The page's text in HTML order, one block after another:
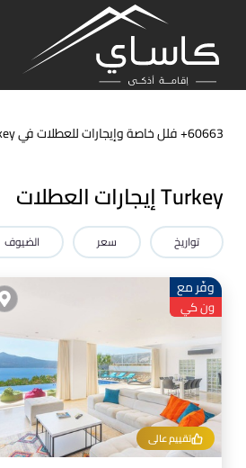
60663+ فلل خاصة وإيجارات للعطلات في Turkey |
Turkey إيجارات العطلات
تواريخ سعر الضيوف
تقييم عالي
وفّر مع
ون كي